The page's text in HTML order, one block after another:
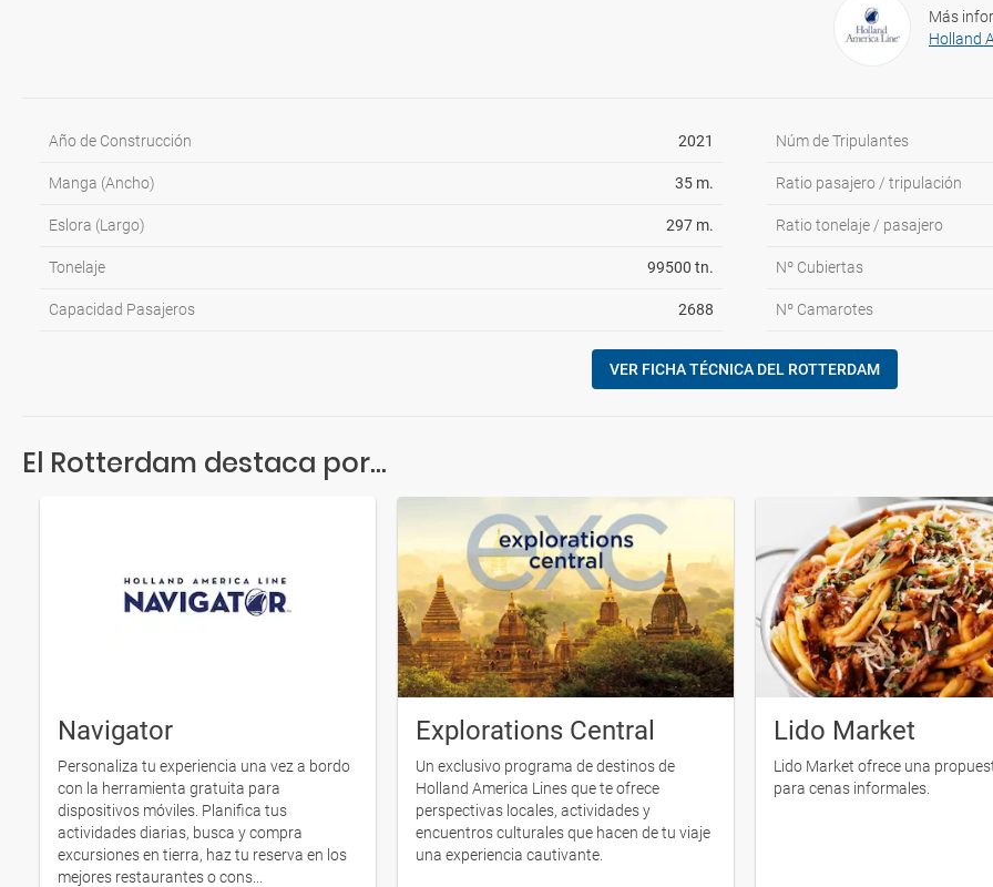
Más
Holland
Año de Construcción 2021
Manga (Ancho) 35 m.
Eslora (Largo) 297 m.
Tonelaje 99500 tn.
Capacidad Pasajeros 2688
Núm de Tripulantes
Ratio pasajero / tripulación
Ratio tonelaje / pasajero
Nº Cubiertas
Nº Camarotes
VER FICHA TÉCNICA DEL ROTTERDAM
El Rotterdam destaca por...
Navigator
Personaliza tu experiencia una vez a bordo
con la herramienta gratuita para
dispositivos móviles. Planifica tus
actividades diarias, busca y compra
excursiones en tierra, haz tu reserva en los
mejores restaurantes o cons...
Explorations Central
Un exclusivo programa de destinos de
Holland America Lines que te ofrece
perspectivas locales, actividades y
encuentros culturales que hacen de tu viaje
una experiencia cautivante.
Lido Market
Lido Market ofrece una
para cenas informales.